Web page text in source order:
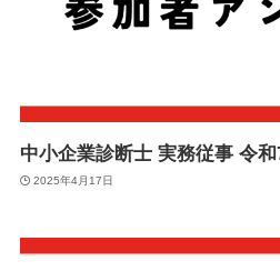
中小企業診断士 実務従事 令
2025年4月17日